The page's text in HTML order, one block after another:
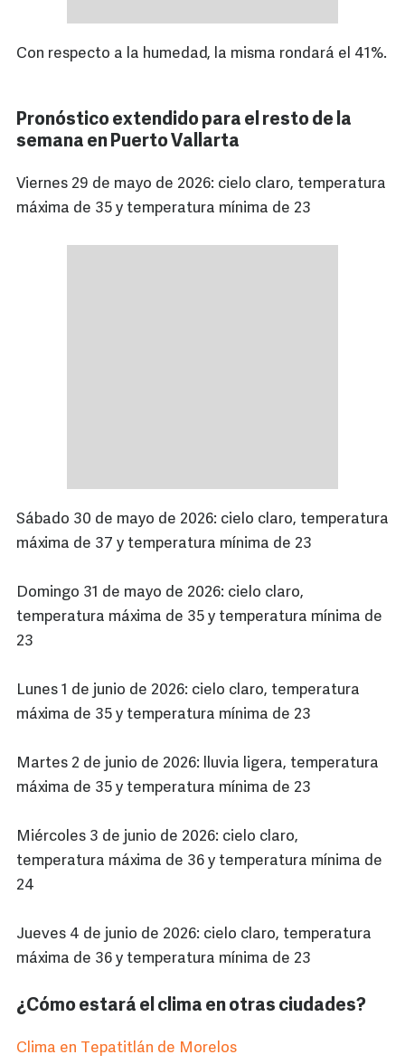
Con respecto a la humedad, la misma rondará el 41%.
Pronóstico extendido para el resto de la
semana en Puerto Vallarta
Viernes 29 de mayo de 2026: cielo claro, temperatura
máxima de 35 y temperatura mínima de 23
Sábado 30 de mayo de 2026: cielo claro, temperatura
máxima de 37 y temperatura mínima de 23
Domingo 31 de mayo de 2026: cielo claro,
temperatura máxima de 35 y temperatura mínima de
23
Lunes 1 de junio de 2026: cielo claro, temperatura
máxima de 35 y temperatura mínima de 23
Martes 2 de junio de 2026: lluvia ligera, temperatura
máxima de 35 y temperatura mínima de 23
Miércoles 3 de junio de 2026: cielo claro,
temperatura máxima de 36 y temperatura mínima de
24
Jueves 4 de junio de 2026: cielo claro, temperatura
máxima de 36 y temperatura mínima de 23
¿Cómo estará el clima en otras ciudades?
Clima en Tepatitlán de Morelos